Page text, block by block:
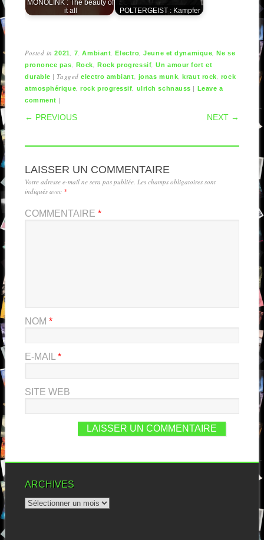
MONOLINK : The beauty of
it all
POLTERGEIST : Kampfer
Posted in2021 7 ,Ambiant ,Electro ,Jeune et dynamique ,Ne se
prononce pas
Rock Rock progressif ,Un amour fort et
durable |Taggedelectro ambiant jonas munk ,kraut rock
rock
atmosphérique ,rock progressif ulrich schnauss | Leave a
comment |
POST NAVIGATION
← PREVIOUS NEXT →
LAISSER UN COMMENTAIRE
Votre adresse e-mail ne sera pas publiée. Les champs obligatoires sont
indiqués avec *
COMMENTAIRE *
NOM *
E-MAIL *
SITE WEB
ARCHIVES